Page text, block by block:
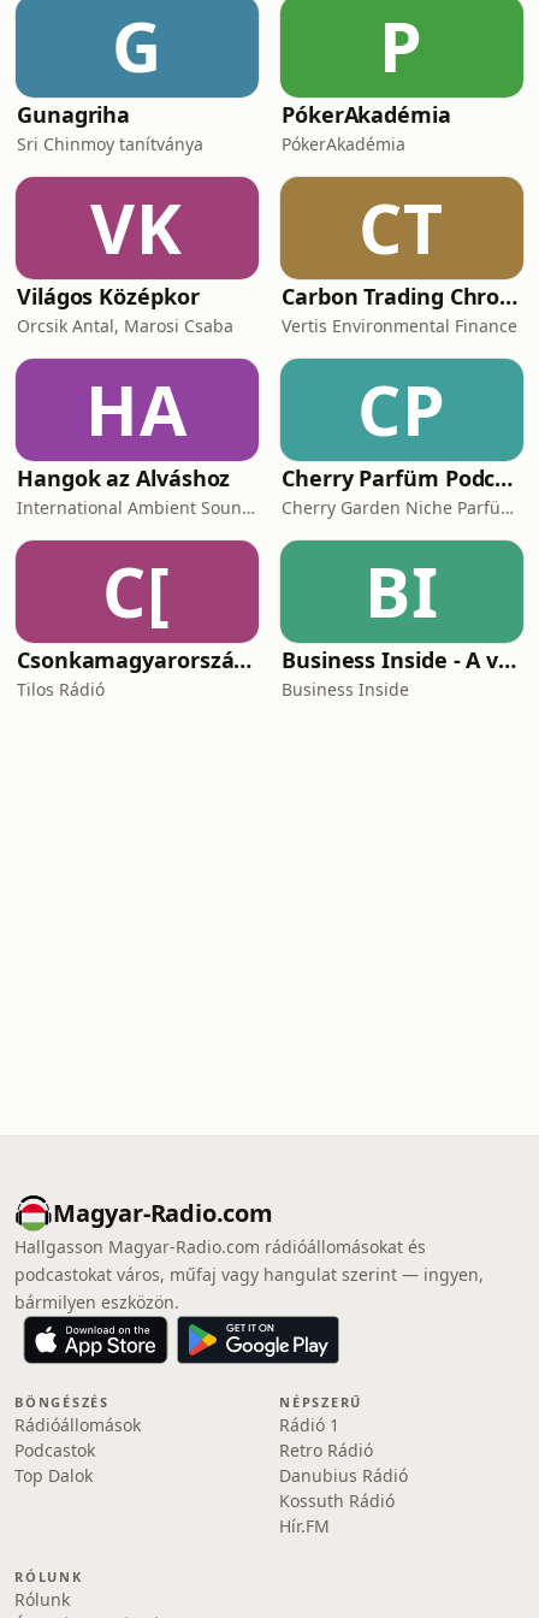
G
Gunagriha
Sri Chinmoy tanítványa
P
PókerAkadémia
PókerAkadémia
VK
Világos Középkor
Orcsik Antal, Marosi Csaba
CT
Carbon Trading Chronicles
Vertis Environmental Finance
HA
Hangok az Alváshoz
International Ambient Sounds
CP
Cherry Parfüm Podcast
Cherry Garden Niche Parfüméria
C[
Csonkamagyarország [Tilos Rádió podcast]
Tilos Rádió
BI
Business Inside - A vállalkozók pszichológiája
Business Inside
Magyar-Radio.com
Hallgasson Magyar-Radio.com rádióállomásokat és
podcastokat város, műfaj vagy hangulat szerint — ingyen,
bármilyen eszközön.
BÖNGÉSZÉS
Rádióállomások
Podcastok
Top Dalok
NÉPSZERŰ
Rádió 1
Retro Rádió
Danubius Rádió
Kossuth Rádió
Hír.FM
RÓLUNK
Rólunk